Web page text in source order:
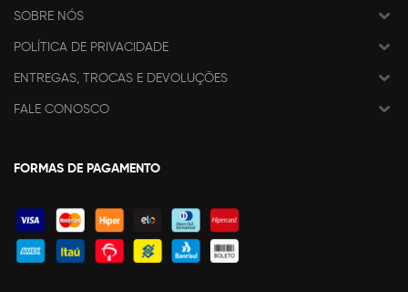
SOBRE NÓS
POLÍTICA DE PRIVACIDADE
ENTREGAS, TROCAS E DEVOLUÇÕES
FALE CONOSCO
FORMAS DE PAGAMENTO